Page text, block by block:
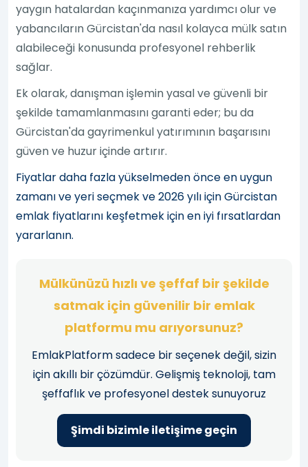
yaygın hatalardan kaçınmanıza yardımcı olur ve
yabancıların Gürcistan'da nasıl kolayca mülk satın
alabileceği konusunda profesyonel rehberlik
sağlar.
Ek olarak, danışman işlemin yasal ve güvenli bir
şekilde tamamlanmasını garanti eder; bu da
Gürcistan'da gayrimenkul yatırımının başarısını
güven ve huzur içinde artırır.
Fiyatlar daha fazla yükselmeden önce en uygun
zamanı ve yeri seçmek ve 2026 yılı için Gürcistan
emlak fiyatlarını keşfetmek için en iyi fırsatlardan
yararlanın.
Mülkünüzü hızlı ve şeffaf bir şekilde
satmak için güvenilir bir emlak
platformu mu arıyorsunuz?
EmlakPlatform sadece bir seçenek değil, sizin
için akıllı bir çözümdür. Gelişmiş teknoloji, tam
şeffaflık ve profesyonel destek sunuyoruz
Şimdi bizimle iletişime geçin